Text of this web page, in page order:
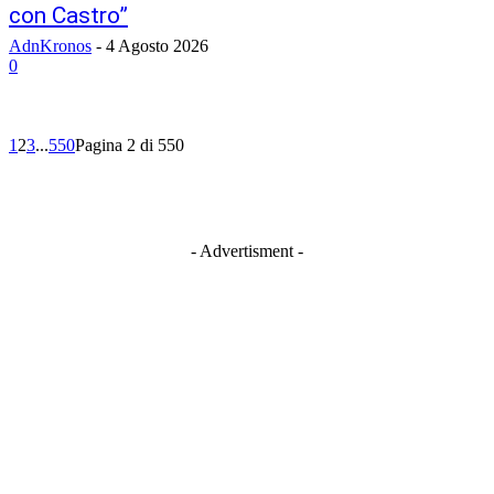
con Castro”
AdnKronos - 4 Agosto 2026
0
1 23...550Pagina 2 di 550
- Advertisment -